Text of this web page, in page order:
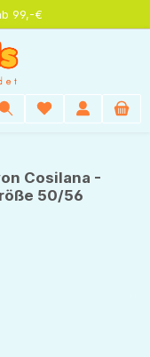
99,-€
Cosilana -
50/56